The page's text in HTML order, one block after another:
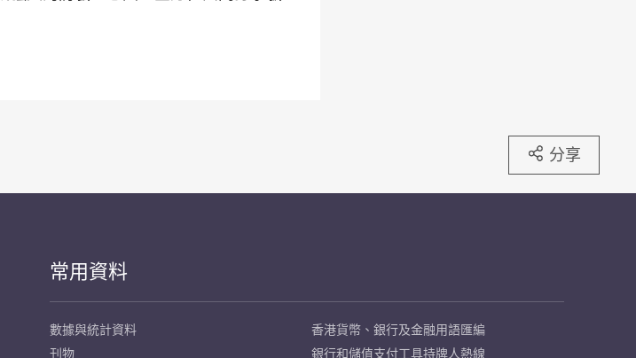
分享
常用資料
數據與統計資料
刊物
香港貨幣、銀行及金融用語匯編
銀行和儲值支付工具持牌人熱線